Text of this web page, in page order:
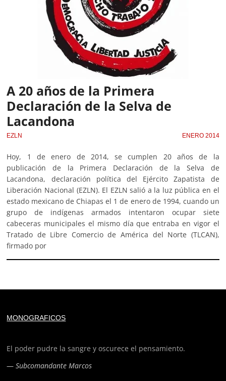
A 20 años de la Primera
Declaración de la Selva de
Lacandona
EZLN ENERO 2014
Hoy, 1 de enero de 2014, se cumplen 20 años de la
publicación de la Primera Declaración de la Selva de
Lacandona, declaración política del Ejército Zapatista de
Liberación Nacional (EZLN). El EZLN salió a la luz pública en el
estado mexicano de Chiapas el 1 de enero de 1994, cuando un
grupo de indígenas armados intentaron ocupar siete
cabeceras municipales el mismo día que entraba en vigor el
Tratado de Libre Comercio de América del Norte (TLCAN),
firmado por
MONOGRAFICOS
El poder pudre la sangre y oscurece el pensamiento.
—Subcomandante Marcos
of type string is deprecated in
rgpd/lib/vendor/Mustache/Tokenizer.phpon line
Deprecated: trim(): Passing null to parameter #1 ($string)